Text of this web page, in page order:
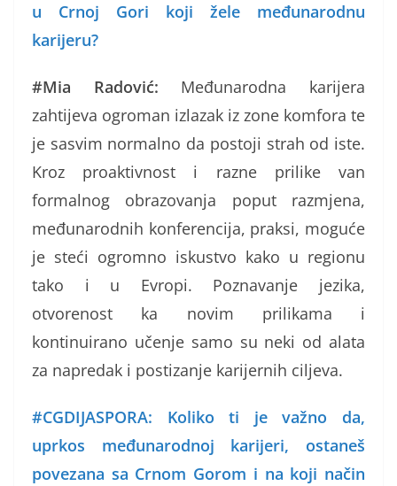
u Crnoj Gori koji žele međunarodnu
karijeru?
#Mia Radović: Međunarodna karijera
zahtijeva ogroman izlazak iz zone komfora te
je sasvim normalno da postoji strah od iste.
Kroz proaktivnost i razne prilike van
formalnog obrazovanja poput razmjena,
međunarodnih konferencija, praksi, moguće
je steći ogromno iskustvo kako u regionu
tako i u Evropi. Poznavanje jezika,
otvorenost ka novim prilikama i
kontinuirano učenje samo su neki od alata
za napredak i postizanje karijernih ciljeva.
#CGDIJASPORA: Koliko ti je važno da,
uprkos međunarodnoj karijeri, ostaneš
povezana sa Crnom Gorom i na koji način